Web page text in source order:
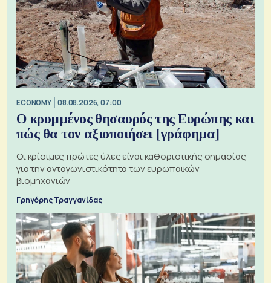
ECONOMY 08.08.2026, 07:00
Ο κρυμμένος θησαυρός της Ευρώπης και
πώς θα τον αξιοποιήσει [γράφημα]
Οι κρίσιμες πρώτες ύλες είναι καθοριστικής σημασίας
για την ανταγωνιστικότητα των ευρωπαϊκών
βιομηχανιών
Γρηγόρης Τραγγανίδας